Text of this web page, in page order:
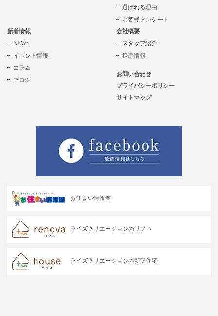
選ばれる理由
お客様アンケート
新着情報
NEWS
イベント情報
コラム
ブログ
会社概要
スタッフ紹介
採用情報
お問い合わせ
プライバシーポリシー
サイトマップ
お住まい情報館
ライズクリエーションのリノベ
ライズクリエーションの新築住宅